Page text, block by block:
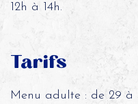
12h à 14h.
Tarifs
Menu adulte : de 29 à